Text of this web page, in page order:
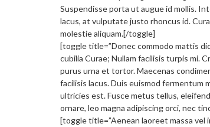
Suspendisse porta ut augue id mollis.
lacus, at vulputate justo rhoncus id.
molestie aliquam.[/toggle]
[toggle title=”Donec commodo mattis
cubilia Curae; Nullam facilisis turpis mi.
purus urna et tortor. Maecenas
facilisis lacus. Duis euismod fermentum
ultricies est. Fusce metus tellus,
ornare, leo magna adipiscing orci, nec
[toggle title=”Aenean laoreet massa vel